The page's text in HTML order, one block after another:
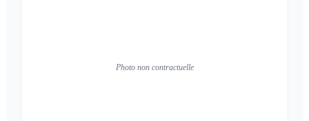
Photo non contractuelle